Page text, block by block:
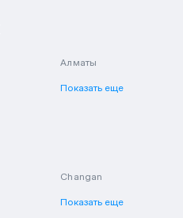
Алматы
Показать еще
Changan
Показать еще